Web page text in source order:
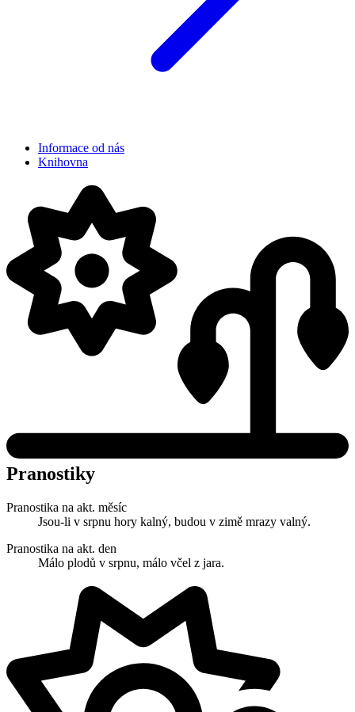
Informace od nás
Knihovna
Pranostiky
Pranostika na akt. měsíc
Jsou-li v srpnu hory kalný, budou v zimě mrazy valný.
Pranostika na akt. den
Málo plodů v srpnu, málo včel z jara.